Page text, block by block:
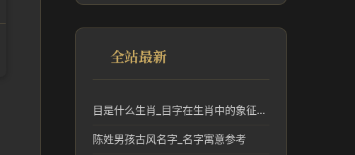
全站最新
目是什么生肖_目字在生肖中的象征与文化解析
陈姓男孩古风名字_名字寓意参考